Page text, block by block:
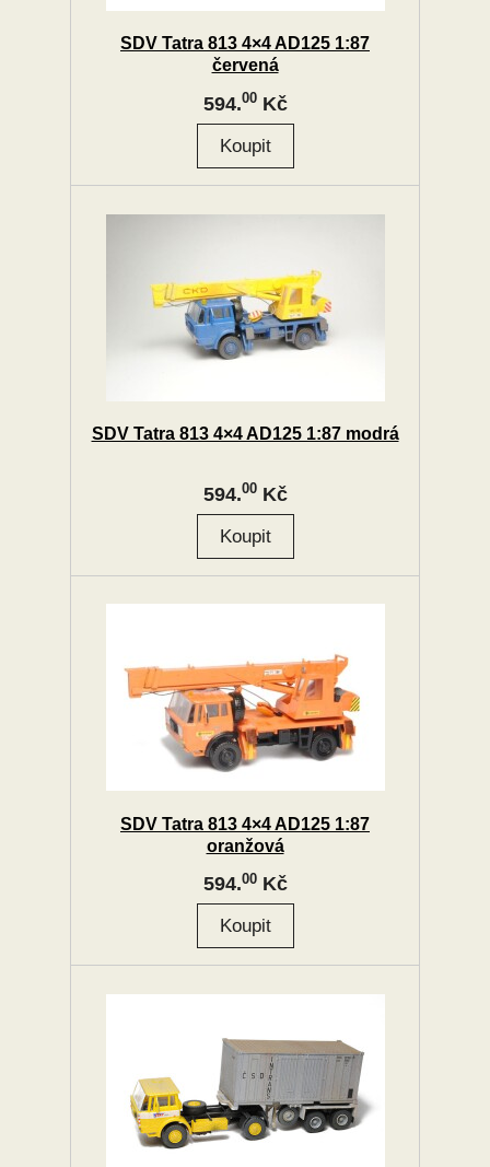
SDV Tatra 813 4×4 AD125 1:87
červená
594.00Kč
SDV Tatra 813 4×4 AD125 1:87 modrá
594.00Kč
SDV Tatra 813 4×4 AD125 1:87
oranžová
594.00Kč